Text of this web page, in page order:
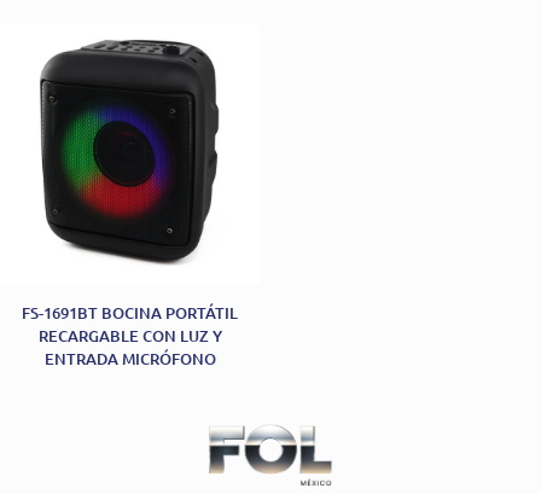
FS-1691BT BOCINA PORTÁTIL
RECARGABLE CON LUZ Y
ENTRADA MICRÓFONO